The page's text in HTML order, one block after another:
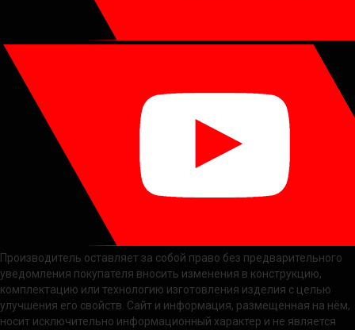
Производитель оставляет за собой право без предварительного
уведомления покупателя вносить изменения в конструкцию,
комплектацию или технологию изготовления изделия с целью
улучшения его свойств. Сайт и информация, размещенная на нём,
носит исключительно информационный характер и не является